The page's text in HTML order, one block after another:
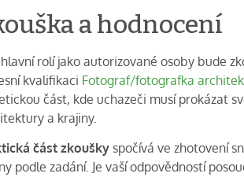
a hodnocení
rolí jako autorizované osoby bude
kvalifikaci Fotograf/fotografka
část, kde uchazeči musí prokázat
a krajiny.
část zkouškyspočívá ve zhotovení
podle zadání. Je vaší odpovědností